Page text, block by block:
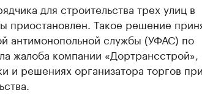
для строительства трех улиц в
приостановлен. Такое решение
антимонопольной службы (УФАС) по
жалоба компании «Дортрансстрой»,
и решениях организатора торгов